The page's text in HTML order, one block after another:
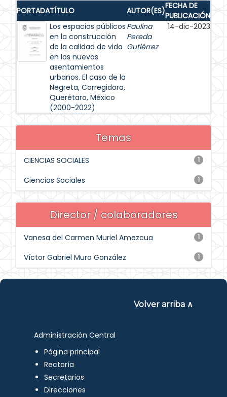
PORTADATÍTULO AUTOR(ES)FECHA DE
PUBLICACIÓN
Los espacios públicos
en la construcción
de la calidad de vida
en los nuevos
asentamientos
urbanos. El caso de la
Negreta, Corregidora,
Querétaro, México
(2000-2022)
Paulina
Pereda
Gutiérrez
14-dic-2023
Temas
1
CIENCIAS SOCIALES
1
Ciencias Sociales
Director / colaboradores
1
Vanesa del Carmen Muriel Amezcua
1
Víctor Gabriel Muro González
Volver arriba ∧
Administración Central
Página principal
Rectoría
Secretarios
Direcciones